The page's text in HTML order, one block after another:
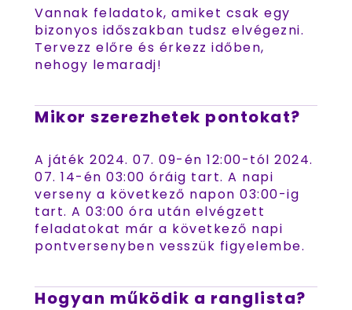
Vannak feladatok, amiket csak egy
bizonyos időszakban tudsz elvégezni.
Tervezz előre és érkezz időben,
nehogy lemaradj!
Mikor szerezhetek pontokat?
A játék 2024. 07. 09-én 12:00-tól 2024.
07. 14-én 03:00 óráig tart. A napi
verseny a következő napon 03:00-ig
tart. A 03:00 óra után elvégzett
feladatokat már a következő napi
pontversenyben vesszük figyelembe.
Hogyan működik a ranglista?